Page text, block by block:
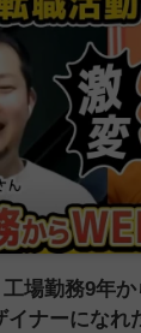
工場勤務9年
イナーになれ